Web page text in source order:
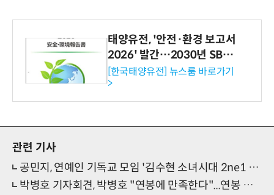
태양유전, '안전·환경 보고서
2026' 발간…2030년 SBT
수준 온실가스 감축 추진
[한국태양유전] 뉴스룸 바로가기
>
관련 기사
공민지, 연예인 기독교 모임 '김수현 소녀시대 2ne1 슈주까지' 어디 교회?
박병호 기자회견, 박병호 "연봉에 만족한다"...연봉 규모 살펴보니